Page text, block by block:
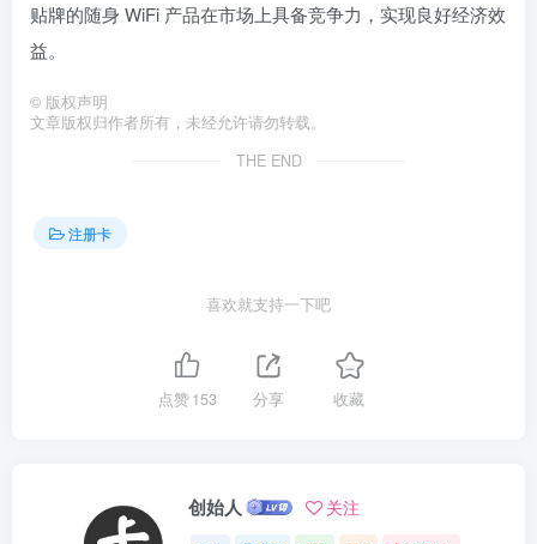
贴牌的随身 WiFi 产品在市场上具备竞争力，实现良好经济效
益。
© 版权声明
文章版权归作者所有，未经允许请勿转载。
THE END
注册卡
喜欢就支持一下吧
点赞153 分享 收藏
创始人 关注